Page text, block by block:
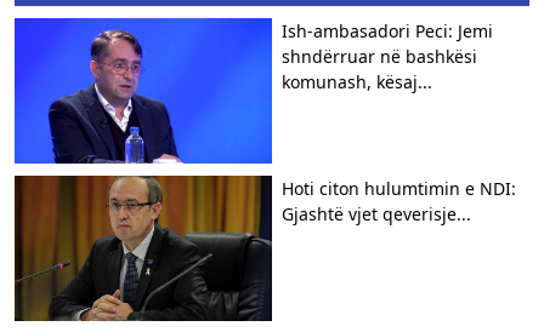
Ish-ambasadori Peci: Jemi
shndërruar në bashkësi
komunash, kësaj...
Hoti citon hulumtimin e NDI:
Gjashtë vjet qeverisje...